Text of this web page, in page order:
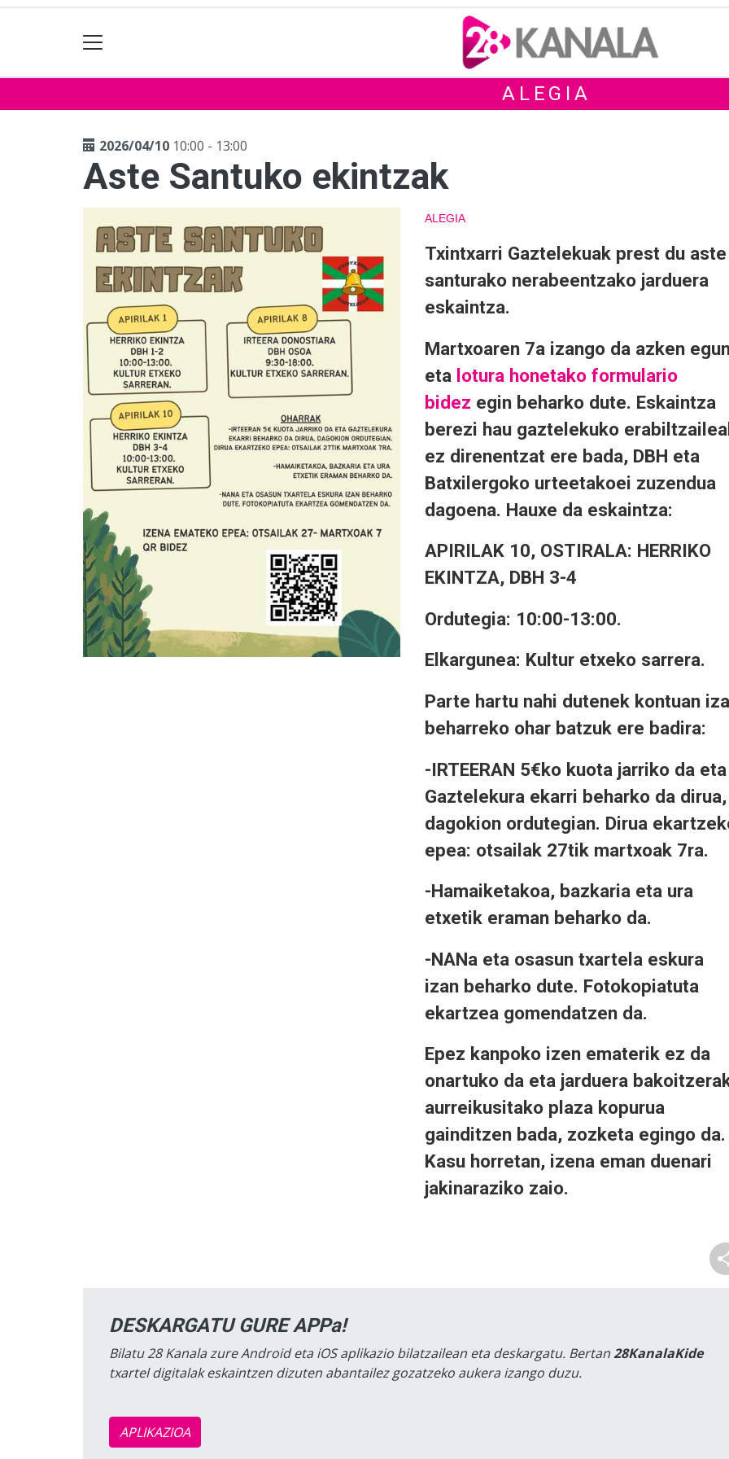
ALEGIA
2026/04/10 10:00 - 13:00
Aste Santuko ekintzak
ALEGIA
Txintxarri Gaztelekuak prest du aste
santurako nerabeentzako jarduera
eskaintza.
Martxoaren 7a izango da azken
eta lotura honetako formulario
bidez egin beharko dute. Eskaintza
berezi hau gaztelekuko
ez direnentzat ere bada, DBH eta
Batxilergoko urteetakoei zuzendua
dagoena. Hauxe da eskaintza:
APIRILAK 10, OSTIRALA: HERRIKO
EKINTZA, DBH 3-4
Ordutegia: 10:00-13:00.
Elkargunea: Kultur etxeko sarrera.
Parte hartu nahi dutenek kontuan
beharreko ohar batzuk ere badira:
-IRTEERAN 5€ko kuota jarriko da eta
Gaztelekura ekarri beharko da dirua,
dagokion ordutegian. Dirua
epea: otsailak 27tik martxoak 7ra.
-Hamaiketakoa, bazkaria eta ura
etxetik eraman beharko da.
-NANa eta osasun txartela eskura
izan beharko dute. Fotokopiatuta
ekartzea gomendatzen da.
Epez kanpoko izen ematerik ez da
onartuko da eta jarduera
aurreikusitako plaza kopurua
gainditzen bada, zozketa egingo da.
Kasu horretan, izena eman duenari
jakinaraziko zaio.
DESKARGATU GURE APPa!
Bilatu 28 Kanala zure Android eta iOS aplikazio bilatzailean eta deskargatu. Bertan28KanalaKide
txartel digitalak eskaintzen dizuten abantailez gozatzeko aukera izango duzu.
APLIKAZIOA